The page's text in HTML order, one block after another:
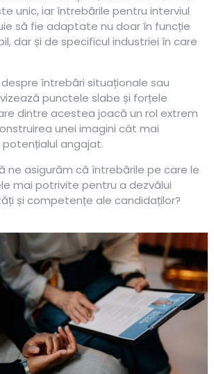
unic, iar întrebările pentru interviul
să fie adaptate nu doar în funcție
dar și de specificul industriei în care
întrebări situaționale sau
punctele slabe și forțele
dintre acestea joacă un rol extrem
unei imagini cât mai
angajat.
ne asigurăm că întrebările pe care le
mai potrivite pentru a dezvălui
și competențe ale candidaților?